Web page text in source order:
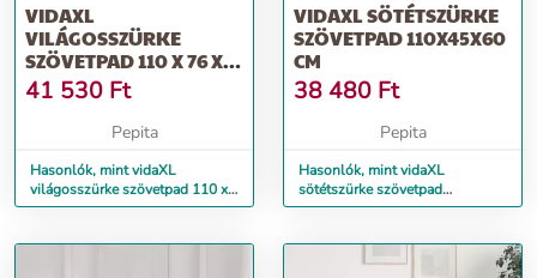
VIDAXL
VILÁGOSSZÜRKE
SZÖVETPAD 110 X 76 X
80 CM
41 530 Ft
Pepita
Hasonlók, mint vidaXL
világosszürke szövetpad 110 x
76 x 80 cm
VIDAXL SÖTÉTSZÜRKE
SZÖVETPAD 110X45X60
CM
38 480 Ft
Pepita
Hasonlók, mint vidaXL
sötétszürke szövetpad
110x45x60 cm